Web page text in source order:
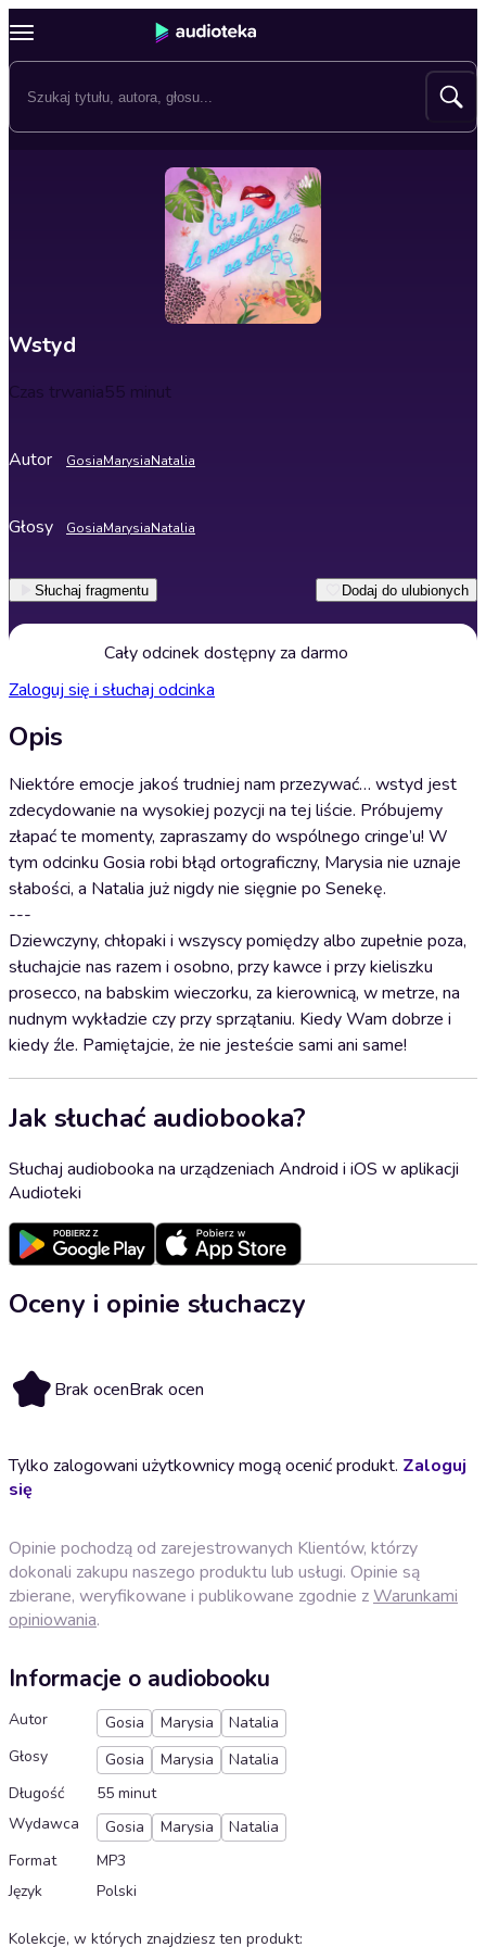
Wstyd
Czas trwania55 minut
Autor GosiaMarysiaNatalia
Głosy GosiaMarysiaNatalia
Słuchaj fragmentu Dodaj do ulubionych
Cały odcinek dostępny za darmo
Zaloguj się i słuchaj odcinka
Opis
Niektóre emocje jakoś trudniej nam przezywać… wstyd jest
zdecydowanie na wysokiej pozycji na tej liście. Próbujemy
złapać te momenty, zapraszamy do wspólnego cringe’u! W
tym odcinku Gosia robi błąd ortograficzny, Marysia nie uznaje
słabości, a Natalia już nigdy nie sięgnie po Senekę.
---
Dziewczyny, chłopaki i wszyscy pomiędzy albo zupełnie poza,
słuchajcie nas razem i osobno, przy kawce i przy kieliszku
prosecco, na babskim wieczorku, za kierownicą, w metrze, na
nudnym wykładzie czy przy sprzątaniu. Kiedy Wam dobrze i
kiedy źle. Pamiętajcie, że nie jesteście sami ani same!
Jak słuchać audiobooka?
Słuchaj audiobooka na urządzeniach Android i iOS w aplikacji
Audioteki
Oceny i opinie słuchaczy
Brak ocenBrak ocen
Tylko zalogowani użytkownicy mogą ocenić produkt. Zaloguj
się
Opinie pochodzą od zarejestrowanych Klientów, którzy
dokonali zakupu naszego produktu lub usługi. Opinie są
zbierane, weryfikowane i publikowane zgodnie zWarunkami
opiniowania.
Informacje o audiobooku
Autor Gosia Marysia
Natalia
Głosy
Gosia Marysia
Natalia
Długość
55 minut
Wydawca
Gosia Marysia
Natalia
Format
MP3
Język
Polski
Kolekcje, w których znajdziesz ten produkt: